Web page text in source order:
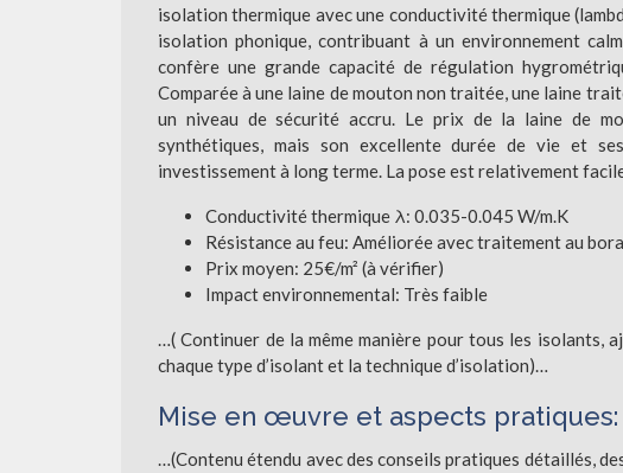
isolation thermique avec une conductivité thermique
isolation phonique, contribuant à un environnement
confère une grande capacité de régulation
Comparée à une laine de mouton non traitée, une laine
un niveau de sécurité accru. Le prix de la laine de
synthétiques, mais son excellente durée de vie et
investissement à long terme. La pose est relativement
Conductivité thermique λ: 0.035-0.045 W/m.K
Résistance au feu: Améliorée avec traitement au
Prix moyen: 25€/m² (à vérifier)
Impact environnemental: Très faible
…( Continuer de la même manière pour tous les isolants,
chaque type d’isolant et la technique d’isolation)…
Mise en œuvre et aspects
…(Contenu étendu avec des conseils pratiques détaillés,